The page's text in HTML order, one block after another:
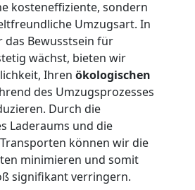
kosteneffiziente, sondern
Umzugsart. In
das Bewusstsein für
wächst, bieten wir
Ihren ökologischen
des Umzugsprozesses
Durch die
Laderaums und die
können wir die
minimieren und somit
signifikant verringern.